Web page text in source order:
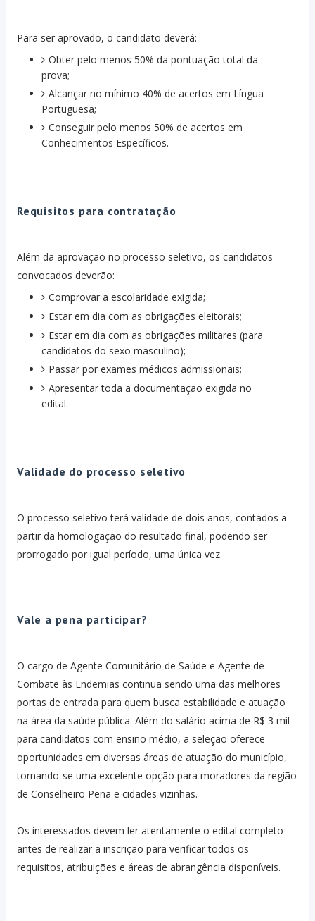
Para ser aprovado, o candidato deverá:
Obter pelo menos 50% da pontuação total da
prova;
Alcançar no mínimo 40% de acertos em Língua
Portuguesa;
Conseguir pelo menos 50% de acertos em
Conhecimentos Específicos.
Requisitos para contratação
Além da aprovação no processo seletivo, os candidatos
convocados deverão:
Comprovar a escolaridade exigida;
Estar em dia com as obrigações eleitorais;
Estar em dia com as obrigações militares (para
candidatos do sexo masculino);
Passar por exames médicos admissionais;
Apresentar toda a documentação exigida no
edital.
Validade do processo seletivo
O processo seletivo terá validade de dois anos, contados a
partir da homologação do resultado final, podendo ser
prorrogado por igual período, uma única vez.
Vale a pena participar?
O cargo de Agente Comunitário de Saúde e Agente de
Combate às Endemias continua sendo uma das melhores
portas de entrada para quem busca estabilidade e atuação
na área da saúde pública. Além do salário acima de R$ 3 mil
para candidatos com ensino médio, a seleção oferece
oportunidades em diversas áreas de atuação do município,
tornando-se uma excelente opção para moradores da região
de Conselheiro Pena e cidades vizinhas.
Os interessados devem ler atentamente o edital completo
antes de realizar a inscrição para verificar todos os
requisitos, atribuições e áreas de abrangência disponíveis.